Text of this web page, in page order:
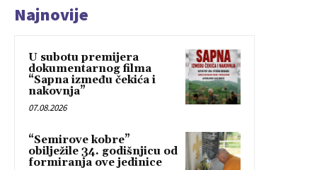
Najnovije
U subotu premijera
dokumentarnog filma
“Sapna između čekića i
nakovnja”
07.08.2026
“Semirove kobre”
obilježile 34. godišnjicu od
formiranja ove jedinice